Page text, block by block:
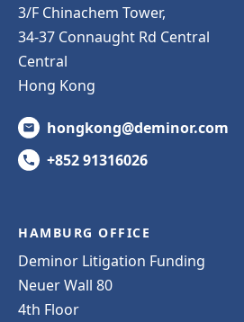
3/F Chinachem Tower,
34-37 Connaught Rd Central
Central
Hong Kong
hongkong@deminor.com
+852 91316026
HAMBURG OFFICE
Deminor Litigation Funding
Neuer Wall 80
4th Floor